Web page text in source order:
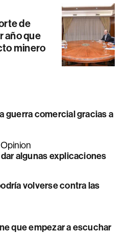
de
año que
minero
guerra comercial gracias a
algunas explicaciones
volverse contra las
que empezar a escuchar